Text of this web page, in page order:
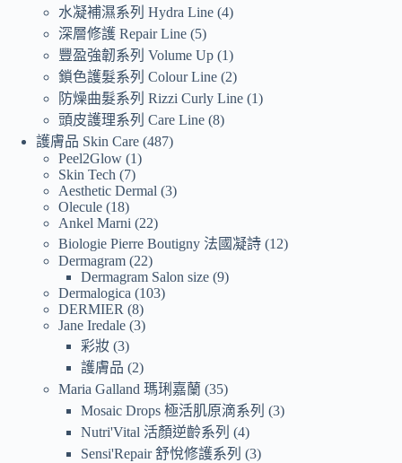
水凝補濕系列 Hydra Line 4
深層修護 Repair Line 5
豐盈強韌系列 Volume Up 1
鎖色護髮系列 Colour Line 2
防燥曲髮系列 Rizzi Curly Line 1
頭皮護理系列 Care Line 8
護膚品 Skin Care 487
Peel2Glow 1
Skin Tech
7
Aesthetic Dermal 3
Olecule 18
Ankel Marni
22
Biologie Pierre Boutigny 法國凝詩 12
Dermagram 22
Dermagram Salon size 9
Dermalogica
103
DERMIER
8
Jane Iredale 3
彩妝 3
護膚品
2
Maria Galland 瑪琍嘉蘭 35
Mosaic Drops 極活肌原滴系列
3
Nutri'Vital 活顏逆齡系列
4
Sensi'Repair 舒悅修護系列
3